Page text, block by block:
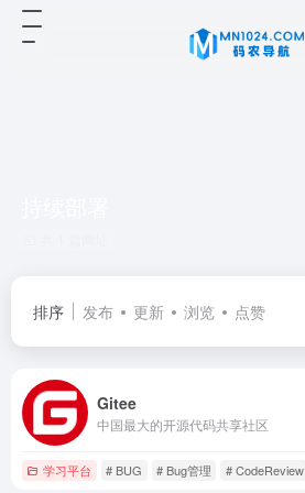
排序 发布 更新 浏览 点赞
Gitee
中国最大的开源代码共享社区
学习平台 # BUG # Bug管理 # CodeReview